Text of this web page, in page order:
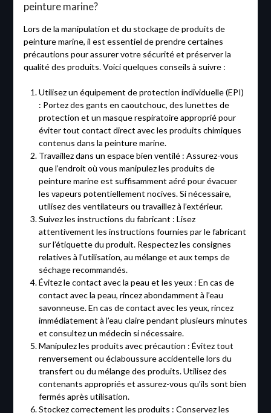
peinture marine?
Lors de la manipulation et du stockage de produits de
peinture marine, il est essentiel de prendre certaines
précautions pour assurer votre sécurité et préserver la
qualité des produits. Voici quelques conseils à suivre :
Utilisez un équipement de protection individuelle (EPI)
: Portez des gants en caoutchouc, des lunettes de
protection et un masque respiratoire approprié pour
éviter tout contact direct avec les produits chimiques
contenus dans la peinture marine.
Travaillez dans un espace bien ventilé : Assurez-vous
que l’endroit où vous manipulez les produits de
peinture marine est suffisamment aéré pour évacuer
les vapeurs potentiellement nocives. Si nécessaire,
utilisez des ventilateurs ou travaillez à l’extérieur.
Suivez les instructions du fabricant : Lisez
attentivement les instructions fournies par le fabricant
sur l’étiquette du produit. Respectez les consignes
relatives à l’utilisation, au mélange et aux temps de
séchage recommandés.
Évitez le contact avec la peau et les yeux : En cas de
contact avec la peau, rincez abondamment à l’eau
savonneuse. En cas de contact avec les yeux, rincez
immédiatement à l’eau claire pendant plusieurs minutes
et consultez un médecin si nécessaire.
Manipulez les produits avec précaution : Évitez tout
renversement ou éclaboussure accidentelle lors du
transfert ou du mélange des produits. Utilisez des
contenants appropriés et assurez-vous qu’ils sont bien
fermés après utilisation.
Stockez correctement les produits : Conservez les